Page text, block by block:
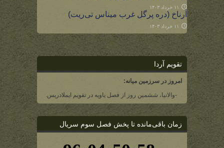
۱۱ خرداد ۱۴۰۳
آرناخ (دره پرگل غرب میناس تی‌ریت)
۱۱ خرداد ۱۴۰۳
تقویم آردا
امروز در سرزمین میانه:
-والانیا، ششمین روز از فصل یاویه در تقویم ایملادریس.
زمان باقی‌مانده تا پخش فصل سوم سریال